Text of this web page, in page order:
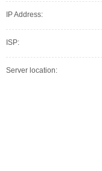
IP Address:
ISP:
Server location: